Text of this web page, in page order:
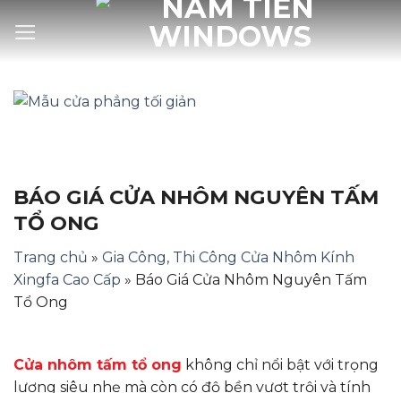
qua
nội
BÁO GIÁ CỬA NHÔM NGUYÊN TẤM
TỔ ONG
Trang chủ » Gia Công, Thi Công Cửa Nhôm Kính
Xingfa Cao Cấp » Báo Giá Cửa Nhôm Nguyên Tấm
Tổ Ong
Cửa nhôm tấm tổ ong không chỉ nổi bật với trọng
lượng siêu nhẹ mà còn có độ bền vượt trội và tính